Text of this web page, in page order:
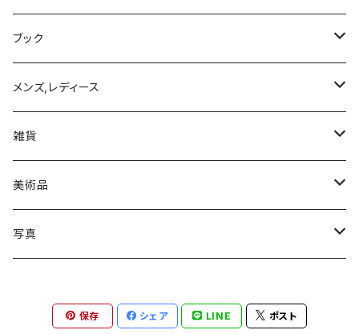
ブック
写真集
メンズ,レディース
トップス
Tシャツ
雑貨
モバイルケース/カバー
iPhone 11
iPhone 11 Pro MAX
美術品
絵画
写真
ジクレプリント
保存 シェア LINE ポスト